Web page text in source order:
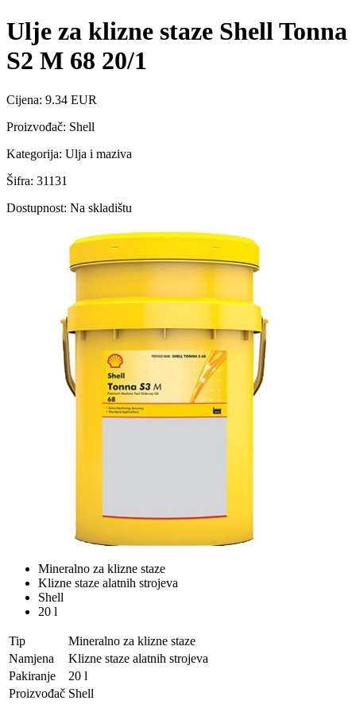
Ulje za klizne staze Shell Tonna
S2 M 68 20/1
Cijena: 9.34 EUR
Proizvođač: Shell
Kategorija: Ulja i maziva
Šifra: 31131
Dostupnost: Na skladištu
Mineralno za klizne staze
Klizne staze alatnih strojeva
Shell
20 l
Tip
Mineralno za klizne staze
Namjena
Klizne staze alatnih strojeva
Pakiranje
20 l
Proizvođač Shell